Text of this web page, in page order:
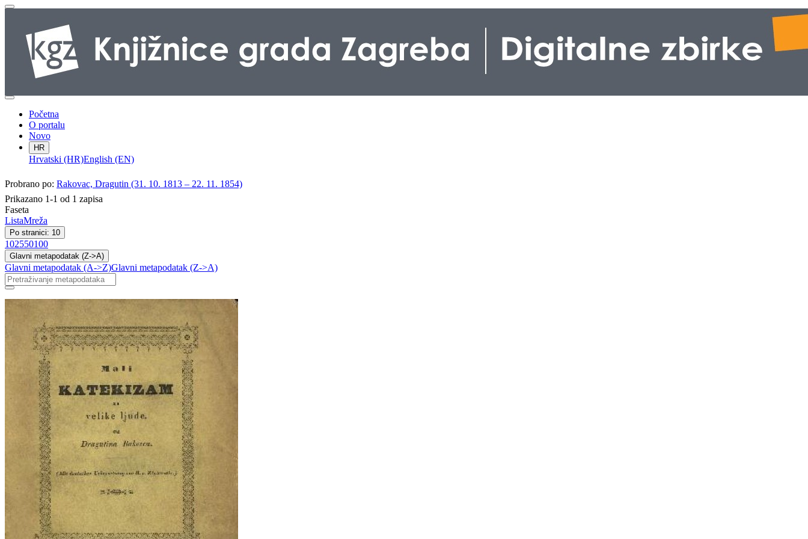
Početna
O portalu
Novo
HR
Hrvatski (HR)English (EN)
Probrano po: Rakovac, Dragutin (31. 10. 1813 – 22. 11. 1854)
Prikazano 1-1 od 1 zapisa
Faseta
ListaMreža
Po stranici: 10
102550100
Glavni metapodatak (Z->A)
Glavni metapodatak (A->Z)Glavni metapodatak (Z->A)